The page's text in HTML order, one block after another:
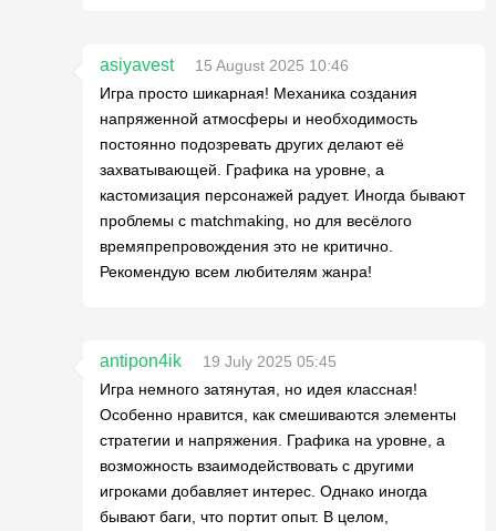
asiyavest
15 August 2025 10:46
Игра просто шикарная! Механика создания
напряженной атмосферы и необходимость
постоянно подозревать других делают её
захватывающей. Графика на уровне, а
кастомизация персонажей радует. Иногда бывают
проблемы с matchmaking, но для весёлого
времяпрепровождения это не критично.
Рекомендую всем любителям жанра!
antipon4ik
19 July 2025 05:45
Игра немного затянутая, но идея классная!
Особенно нравится, как смешиваются элементы
стратегии и напряжения. Графика на уровне, а
возможность взаимодействовать с другими
игроками добавляет интерес. Однако иногда
бывают баги, что портит опыт. В целом,